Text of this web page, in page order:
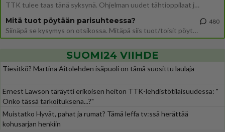
TTK tulee taas tänä syksynä. Ohjelman uudet tähtioppilaat julkistetaan torstaina 6. elokuuta klo 14 alkavassa lehdistö
Mitä tuot pöytään parisuhteessa?
Siinäpä se kysymys on otsikossa. Mitäpä siis tuot/toisit pöytään parisuhteessa? Oletko mies vai nainen? Koetko sen mitä
480
SUOMI24 VIIHDE
Tiesitkö? Martina Aitolehden isäpuoli on tämä suosittu laulaja
Ernest Lawson täräytti erikoisen heiton TTK-lehdistötilaisuudessa: "
Onko tässä tarkoituksena...?"
Muistatko Hyvät, pahat ja rumat? Tämä leffa tv:ssä herättää
kohusarjan henkiin